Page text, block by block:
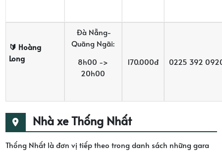
🔰 Hoàng
Long
Đà Nẵng-
Quãng Ngãi:
8h00 ->
20h00
170.000đ 0225 392
Nhà xe Thống Nhất
Thống Nhất là đơn vị tiếp theo trong danh sách những gara